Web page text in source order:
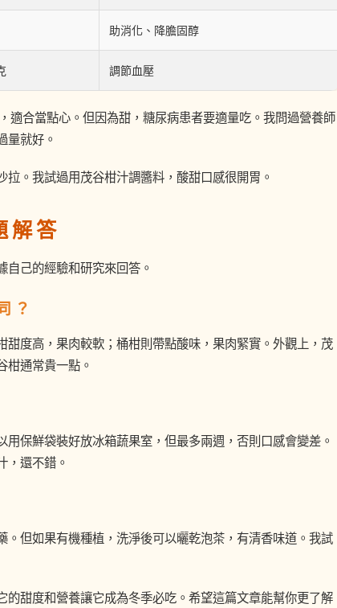
助消化、降膽固醇
調節血壓
適合當點心。但因為甜，糖尿病患者要適量吃。我問過營養師
量就好。
拉。我試過用茂谷柑汁調醬料，酸甜口感很開胃。
解答
自己的經驗和研究來回答。
？
甜度高，果肉較軟；桶柑則帶點酸味，果肉緊實。外觀上，茂
柑通常貴一點。
保鮮袋裝好放冰箱蔬果室，但最多兩週，否則口感會變差。
，還不錯。
。但如果有機種植，洗淨後可以曬乾泡茶，有清香味道。我試
的甜度和營養讓它成為冬季必吃。希望這篇文章能幫你更了解